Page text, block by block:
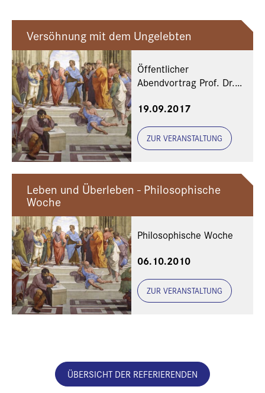
Versöhnung mit dem Ungelebten
Öffentlicher
Abendvortrag Prof. Dr.
Heidelberg
19.09.2017
ZUR VERANSTALTUNG
Leben und Überleben - Philosophische
Woche
Philosophische Woche
06.10.2010
ZUR VERANSTALTUNG
ÜBERSICHT DER REFERIERENDEN